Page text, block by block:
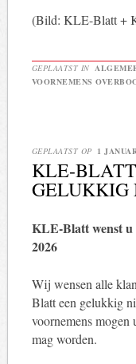
(Bild: KLE-Blatt +
GEPLAATST IN
VOORNEMENS
GEPLAATST OP 1
KLE-
GELUKKIG
KLE-Blatt wenst
2026
Wij wensen alle
Blatt een gelukkig
voornemens mogen
mag worden.